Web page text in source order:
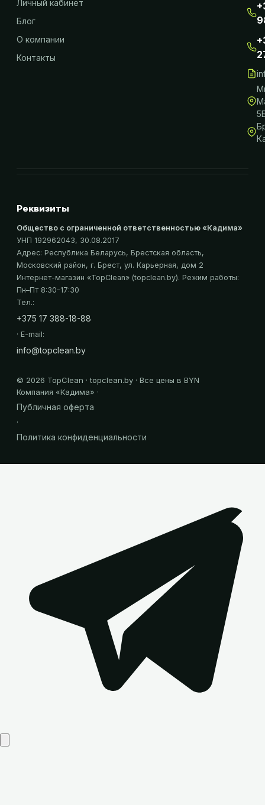
Личный кабинет
Блог
О компании
Контакты
Реквизиты
Общество с ограниченной ответственностью «Кадима»
УНП 192962043, 30.08.2017
Адрес: Республика Беларусь, Брестская область,
Московский район, г. Брест, ул. Карьерная, дом 2
Интернет-магазин «TopClean» (topclean.by). Режим работы:
Пн–Пт 8:30–17:30
Тел.:
+375 17 388-18-88
· E-mail:
info@topclean.by
© 2026 TopClean · topclean.by · Все цены в BYN
Компания «Кадима» ·
Публичная оферта
·
Политика конфиденциальности